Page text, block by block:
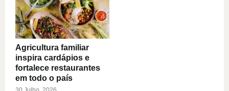
Agricultura familiar
inspira cardápios e
fortalece restaurantes
em todo o país